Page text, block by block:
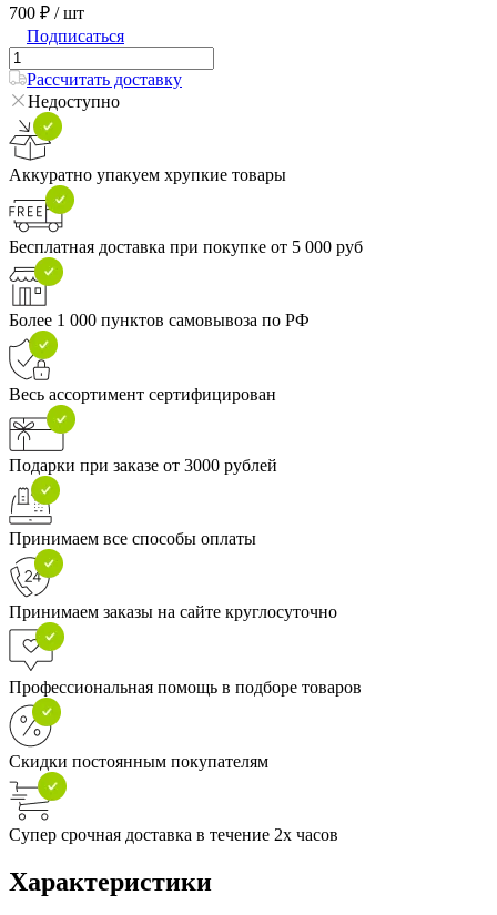
700 ₽ / шт
Подписаться
Рассчитать доставку
Недоступно
Аккуратно упакуем хрупкие товары
Бесплатная доставка при покупке от 5 000 руб
Более 1 000 пунктов самовывоза по РФ
Весь ассортимент сертифицирован
Подарки при заказе от 3000 рублей
Принимаем все способы оплаты
Принимаем заказы на сайте круглосуточно
Профессиональная помощь в подборе товаров
Скидки постоянным покупателям
Супер срочная доставка в течение 2х часов
Характеристики